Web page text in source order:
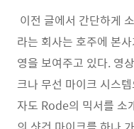
이전 글에서 간단하게
라는 회사는 호주에 본
영을 보여주고 있다. 영
크나 무선 마이크 시스
자도 Rode의 믹서를 소